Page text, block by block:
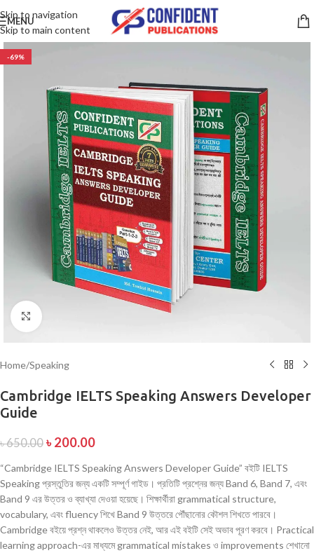
Skip to navigation
Skip to main content
MENU
-69%
Click to enlarge
Home/Speaking
Cambridge IELTS Speaking Answers Developer
Guide
৳650.00 ৳ 200.00
“Cambridge IELTS Speaking Answers Developer Guide” বইটি IELTS
Speaking প্রস্তুতির জন্য একটি সম্পূর্ণ গাইড। প্রতিটি প্রশ্নের জন্য Band 6, Band 7, এবং
Band 9 এর উত্তর ও ব্যাখ্যা দেওয়া হয়েছে। শিক্ষার্থীরা grammatical structure,
vocabulary, এবং fluency শিখে Band 9 উত্তরে পৌঁছানোর কৌশল শিখতে পারবে।
Cambridge বইয়ে প্রশ্ন থাকলেও উত্তর নেই, আর এই বইটি সেই অভাব পূরণ করবে। Practical
learning approach-এর মাধ্যমে grammatical mistakes ও improvements শেখানো